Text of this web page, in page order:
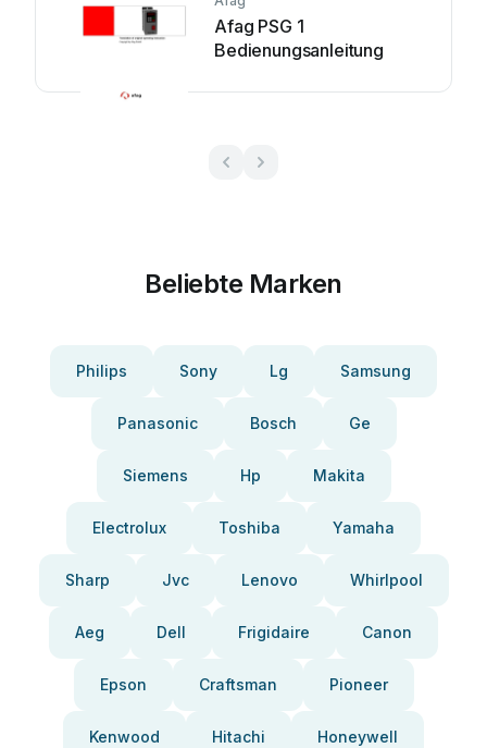
Afag PSG 1
Bedienungsanleitung
Beliebte Marken
Philips Sony Lg Samsung
Panasonic Bosch Ge
Siemens Hp Makita
Electrolux Toshiba Yamaha
Sharp Jvc Lenovo Whirlpool
Aeg Dell Frigidaire Canon
Epson Craftsman Pioneer
Kenwood Hitachi Honeywell